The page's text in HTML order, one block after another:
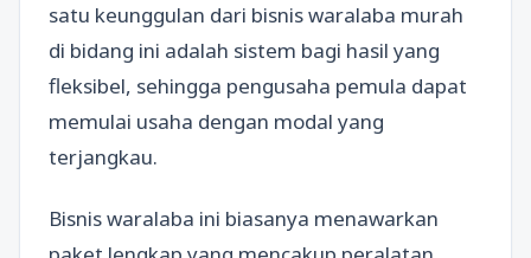
satu keunggulan dari bisnis waralaba murah
di bidang ini adalah sistem bagi hasil yang
fleksibel, sehingga pengusaha pemula dapat
memulai usaha dengan modal yang
terjangkau.
Bisnis waralaba ini biasanya menawarkan